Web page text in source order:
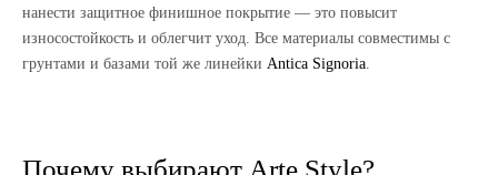
нанести защитное финишное покрытие — это повысит
износостойкость и облегчит уход. Все материалы совместимы с
грунтами и базами той же линейки Antica Signoria
Почему выбирают Arte Style?